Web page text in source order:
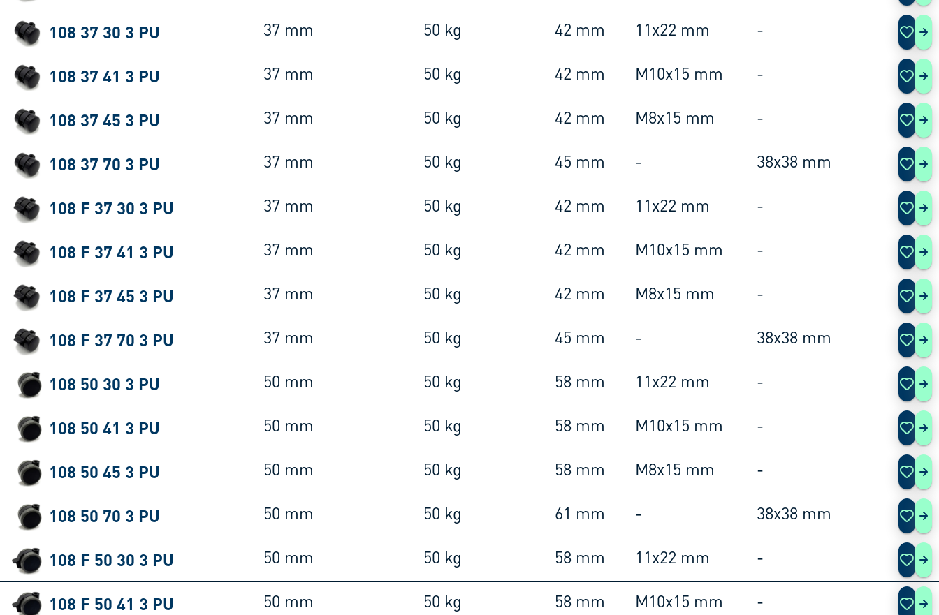
108 37 30 3 PU 37 mm 50 kg 42 mm 11x22 mm -
108 37 41 3 PU 37 mm 50 kg 42 mm M10x15 mm -
108 37 45 3 PU 37 mm 50 kg 42 mm M8x15 mm -
108 37 70 3 PU 37 mm 50 kg 45 mm - 38x38 mm
108 F 37 30 3 PU 37 mm 50 kg 42 mm 11x22 mm -
108 F 37 41 3 PU 37 mm 50 kg 42 mm M10x15 mm -
108 F 37 45 3 PU 37 mm 50 kg 42 mm M8x15 mm -
108 F 37 70 3 PU 37 mm 50 kg 45 mm - 38x38 mm
108 50 30 3 PU 50 mm 50 kg 58 mm 11x22 mm -
108 50 41 3 PU 50 mm 50 kg 58 mm M10x15 mm -
108 50 45 3 PU 50 mm 50 kg 58 mm M8x15 mm -
108 50 70 3 PU 50 mm 50 kg 61 mm - 38x38 mm
108 F 50 30 3 PU 50 mm 50 kg 58 mm 11x22 mm -
108 F 50 41 3 PU 50 mm 50 kg 58 mm M10x15 mm -